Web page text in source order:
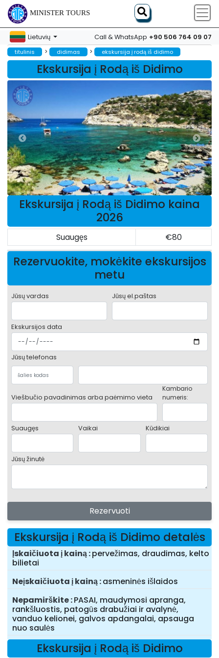
MINISTER TOURS
Lietuvių Call & WhatsApp +90 506 764 09 07
titulinis > didimas > ekskursija į rodą iš didimo
Ekskursija į Rodą iš Didimo
Ekskursija į Rodą iš Didimo kaina
2026
Suaugęs €80
Rezervuokite, mokėkite ekskursijos
metu
Jūsų vardas Jūsų el.paštas
Ekskursijos data
Jūsų telefonas
Viešbučio pavadinimas arba paėmimo vieta
Kambario
numeris:
Suaugęs Vaikai Kūdikiai
Jūsų žinutė
Rezervuoti
Ekskursija į Rodą iš Didimo detalės
Įskaičiuota į kainą pervežimas, draudimas, kelto
bilietai
Neįskaičiuota į kainą asmeninės išlaidos
Nepamirškite PASAI, maudymosi apranga,
rankšluostis, patogūs drabužiai ir avalynė,
vanduo kelionei, galvos apdangalai, apsauga
nuo saulės
Ekskursija į Rodą iš Didimo